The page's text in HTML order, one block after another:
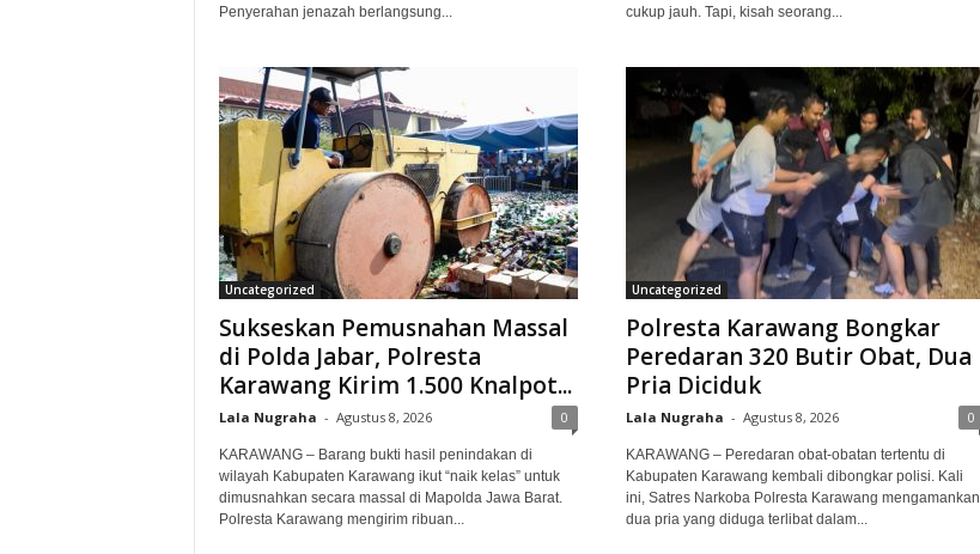
Penyerahan jenazah berlangsung...
cukup jauh. Tapi, kisah seorang...
Uncategorized
Sukseskan Pemusnahan Massal
di Polda Jabar, Polresta
Karawang Kirim 1.500 Knalpot...
Lala Nugraha - Agustus 8, 2026 0
KARAWANG – Barang bukti hasil penindakan di
wilayah Kabupaten Karawang ikut “naik kelas” untuk
dimusnahkan secara massal di Mapolda Jawa Barat.
Polresta Karawang mengirim ribuan...
Uncategorized
Polresta Karawang Bongkar
Peredaran 320 Butir Obat, Dua
Pria Diciduk
Lala Nugraha - Agustus 8, 2026 0
KARAWANG – Peredaran obat-obatan tertentu di
Kabupaten Karawang kembali dibongkar polisi. Kali
ini, Satres Narkoba Polresta Karawang mengamankan
dua pria yang diduga terlibat dalam...